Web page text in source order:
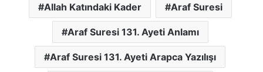
Allah Katındaki Kader Araf Suresi
Araf Suresi 131. Ayeti Anlamı
Araf Suresi 131. Ayeti Arapca Yazılışı